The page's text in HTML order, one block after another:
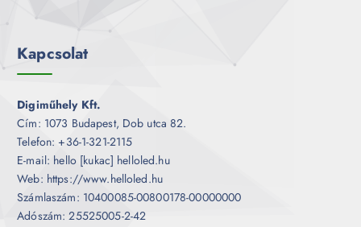
Kapcsolat
Digiműhely Kft.
Cím: 1073 Budapest, Dob utca 82.
Telefon: +36-1-321-2115
E-mail: hello [kukac] helloled.hu
Web: https://www.helloled.hu
Számlaszám: 10400085-00800178-00000000
Adószám: 25525005-2-42